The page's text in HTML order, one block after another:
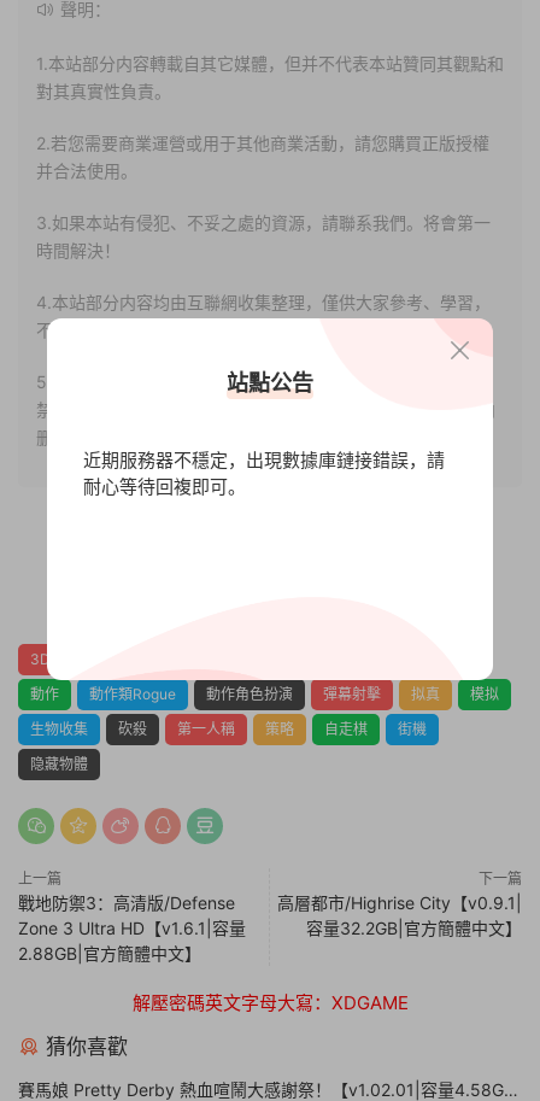
聲明：
1.本站部分内容轉載自其它媒體，但并不代表本站贊同其觀點和
對其真實性負責。
2.若您需要商業運營或用于其他商業活動，請您購買正版授權
并合法使用。
3.如果本站有侵犯、不妥之處的資源，請聯系我們。将會第一
時間解決！
4.本站部分内容均由互聯網收集整理，僅供大家參考、學習，
不存在任何商業目的與商業用途。
5.本站提供的所有資源僅供參考學習使用，版權歸原著所有，
禁止下載本站資源參與任何商業和非法行爲，請于24小時之内
删除!
3D
動作
動作類Rogue 動作角色扮演 彈幕射擊 拟真
模拟
生物收集
砍殺 第一人稱 策略 自走棋
街機
隐藏物體
上一篇
戰地防禦3：高清版/Defense
Zone 3 Ultra HD【v1.6.1|容量
2.88GB|官方簡體中文】
下一篇
高層都市/Highrise City【v0.9.1|
容量32.2GB|官方簡體中文】
解壓密碼英文字母大寫：XDGAME
猜你喜歡
賽馬娘 Pretty Derby 熱血喧鬧大感謝祭！【v1.02.01|容量4.58GB|
站點公告
近期服務器不穩定，出現數據庫鏈接錯誤，請
耐心等待回複即可。